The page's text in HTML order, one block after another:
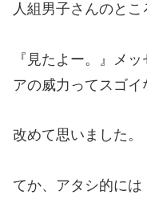
人組男子さんのとこ
『見たよー。』メ
アの威力ってスゴイ
改めて思いました。
てか、アタシ的には